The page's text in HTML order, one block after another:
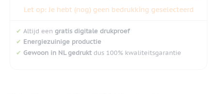
Let op: Je hebt (nog) geen bedrukking geselecteerd
✔ Altijd een gratis digitale drukproef
✔ Energiezuinige productie
✔ Gewoon in NL gedruktdus 100% kwaliteitsgarantie